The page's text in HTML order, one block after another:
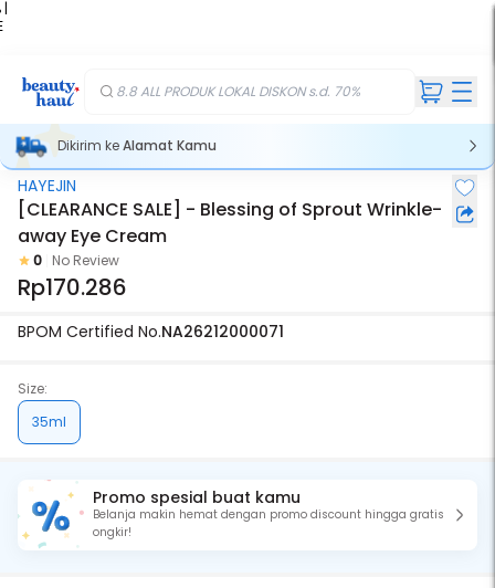
|
8.8 ALL PRODUK LOKAL DISKON s.d. 70%
Dikirim keAlamat Kamu
HAYEJIN
[CLEARANCE SALE] - Blessing of Sprout Wrinkle-
away Eye Cream
0 No Review
Rp170.286
BPOM Certified No.NA26212000071
Size:
35ml
Promo spesial buat kamu
Belanja makin hemat dengan promo discount hingga gratis
ongkir!